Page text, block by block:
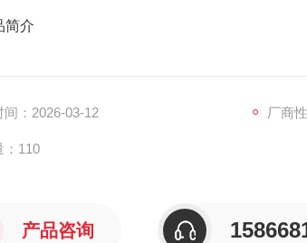
简介
间：2026-03-12 厂商
：110
产品咨询